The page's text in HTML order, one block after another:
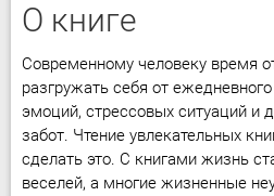
О книге
Современному человеку время
разгружать себя от
эмоций, стрессовых ситуаций и
забот. Чтение увлекательных
сделать это. С книгами жизнь
веселей, а многие жизненные